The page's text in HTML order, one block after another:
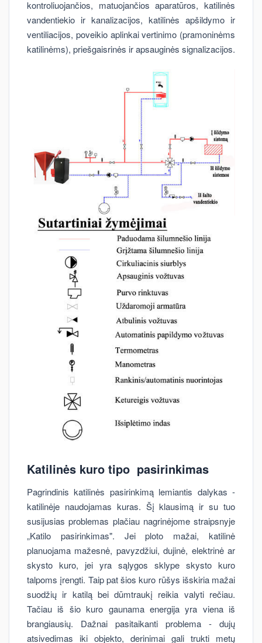
kontroliuojančios, matuojančios aparatūros, katilinės
vandentiekio ir kanalizacijos, katilinės apšildymo ir
ventiliacijos, poveikio aplinkai vertinimo (pramoninėms
katilinėms), priešgaisrinės ir apsauginės signalizacijos.
Katilinės kuro tipo pasirinkimas
Pagrindinis katilinės pasirinkimą lemiantis dalykas -
katilinėje naudojamas kuras. Šį klausimą ir su tuo
susijusias problemas plačiau nagrinėjome straipsnyje
„Katilo pasirinkimas". Jei ploto mažai, katilinė
planuojama mažesnė, pavyzdžiui, dujinė, elektrinė ar
skysto kuro, jei yra sąlygos sklype skysto kuro
talpoms įrengti. Taip pat šios kuro rūšys išskiria mažai
suodžių ir katilą bei dūmtraukį reikia valyti rečiau.
Tačiau iš šio kuro gaunama energija yra viena iš
brangiausių. Dažnai pasitaikanti problema - dujų
atsivedimas iki objekto, derinimai gali trukti metų